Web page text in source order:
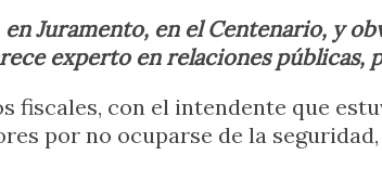
Juramento, en el Centenario, y
experto en relaciones
fiscales, con el intendente que
por no ocuparse de la